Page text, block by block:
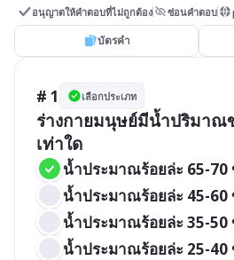
อนุญาตให้คำตอบที่ไม่ถูกต้อง ซ่อนคำตอบ
บัตรคำ
# 1 เลือกประเภท
ร่างกายมนุษย์มีนํ้าปริมาณ
เท่าใด
นํ้าประมาณร้อยล่ะ 65-
นํ้าประมาณร้อยล่ะ 45-
นํ้าประมาณร้อยล่ะ 35-
นํ้าประมาณร้อยล่ะ 25-